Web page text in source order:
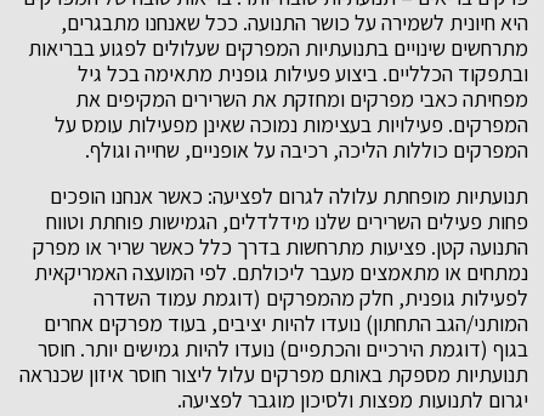
היא חיונית לשמירה על כושר התנועה. ככל שאנחנו מתבגרים,
מתרחשים שינויים בתנועתיות המפרקים שעלולים לפגוע בבריאות
ובתפקוד הכלליים. ביצוע פעילות גופנית מתאימה בכל גיל
מפחיתה כאבי מפרקים ומחזקת את השרירים המקיפים את
המפרקים. פעילויות בעצימות נמוכה שאינן מפעילות עומס על
המפרקים כוללות הליכה, רכיבה על אופניים, שחייה וגולף.
תנועתיות מופחתת עלולה לגרום לפציעה: כאשר אנחנו הופכים
פחות פעילים השרירים שלנו מידלדלים, הגמישות פוחתת וטווח
התנועה קטן. פציעות מתרחשות בדרך כלל כאשר שריר או מפרק
נמתחים או מתאמצים מעבר ליכולתם. לפי המועצה האמריקאית
לפעילות גופנית, חלק מהמפרקים (דוגמת עמוד השדרה
המותני/הגב התחתון) נועדו להיות יציבים, בעוד מפרקים אחרים
בגוף (דוגמת הירכיים והכתפיים) נועדו להיות גמישים יותר. חוסר
תנועתיות מספקת באותם מפרקים עלול ליצור חוסר איזון שכנראה
יגרום לתנועות מפצות ולסיכון מוגבר לפציעה.